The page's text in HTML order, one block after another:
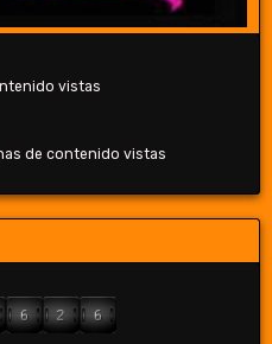
vistas
de contenido vistas